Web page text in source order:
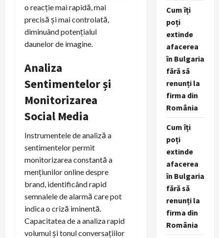
o reacție mai rapidă, mai
precisă și mai controlată,
diminuând potențialul
daunelor de imagine.
Analiza
Sentimentelor și
Monitorizarea
Social Media
Instrumentele de analiză a
sentimentelor permit
monitorizarea constantă a
mențiunilor online despre
brand, identificând rapid
semnalele de alarmă care pot
indica o criză iminentă.
Capacitatea de a analiza rapid
volumul și tonul conversațiilor
Cum îți
poți
extinde
afacerea
în Bulgaria
fără să
renunți la
firma din
România
Cum îți
poți
extinde
afacerea
în Bulgaria
fără să
renunți la
firma din
România